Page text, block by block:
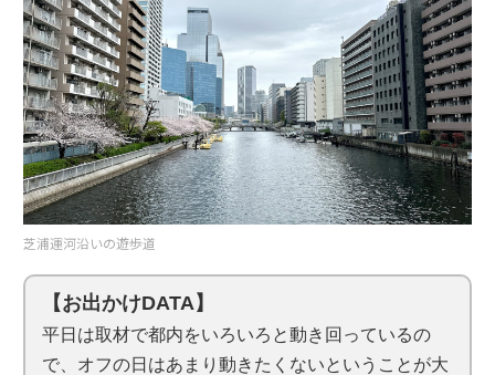
芝浦運河沿いの遊歩道
【お出かけDATA】
平日は取材で都内をいろいろと動き回っているの
で、オフの日はあまり動きたくないということが大